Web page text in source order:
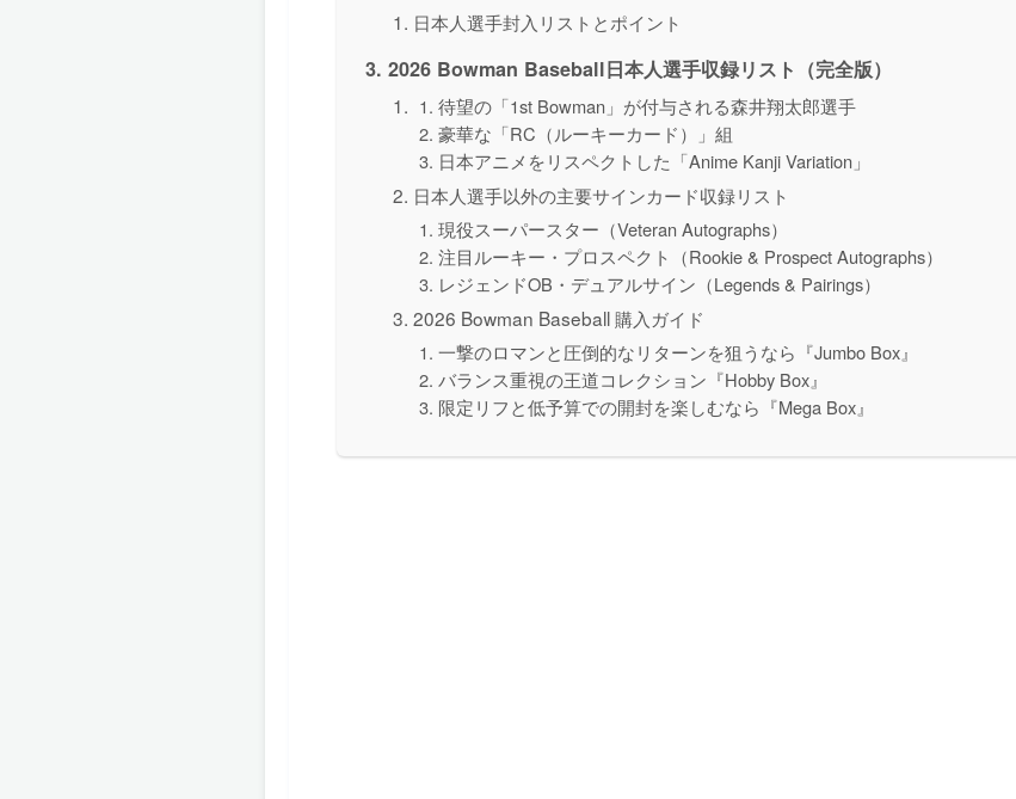
日本人選手封入リストとポイント
2026 Bowman Baseball日本人選手収録リスト（完全版）
待望の「1st Bowman」が付与される森井翔太郎選手
豪華な「RC（ルーキーカード）」組
日本アニメをリスペクトした「Anime Kanji Variation」
日本人選手以外の主要サインカード収録リスト
現役スーパースター（Veteran Autographs）
注目ルーキー・プロスペクト（Rookie & Prospect Autographs）
レジェンドOB・デュアルサイン（Legends & Pairings）
2026 Bowman Baseball 購入ガイド
一撃のロマンと圧倒的なリターンを狙うなら『Jumbo Box』
バランス重視の王道コレクション『Hobby Box』
限定リフと低予算での開封を楽しむなら『Mega Box』